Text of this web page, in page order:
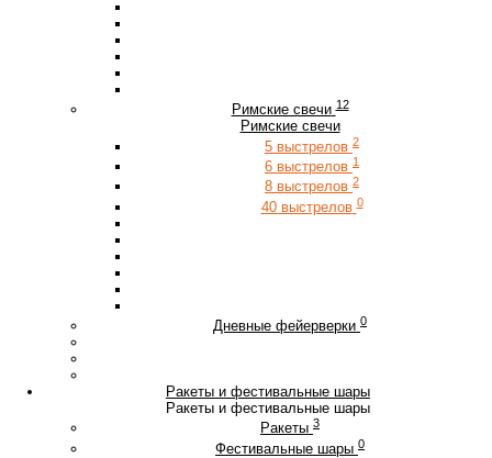
Римские свечи 12
Римские свечи
5 выстрелов 2
6 выстрелов 1
8 выстрелов 2
40 выстрелов 0
Дневные фейерверки 0
Ракеты и фестивальные шары
Ракеты и фестивальные шары
Ракеты 3
Фестивальные шары 0